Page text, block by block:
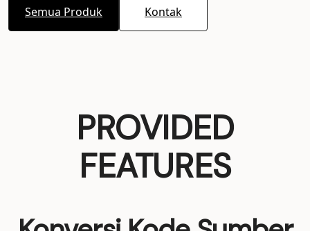
Semua Produk Kontak
PROVIDED
FEATURES